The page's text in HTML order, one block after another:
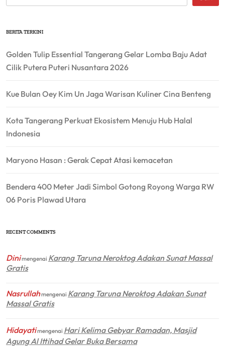
BERITA TERKINI
Golden Tulip Essential Tangerang Gelar Lomba Baju Adat
Cilik Putera Puteri Nusantara 2026
Kue Bulan Oey Kim Un Jaga Warisan Kuliner Cina Benteng
Kota Tangerang Perkuat Ekosistem Menuju Hub Halal
Indonesia
Maryono Hasan : Gerak Cepat Atasi kemacetan
Bendera 400 Meter Jadi Simbol Gotong Royong Warga RW
06 Poris Plawad Utara
RECENT COMMENTS
Dinimengenai Karang Taruna Neroktog Adakan Sunat Massal
Gratis
Nasrullahmengenai Karang Taruna Neroktog Adakan Sunat
Massal Gratis
Hidayatimengenai Hari Kelima Gebyar Ramadan, Masjid
Agung Al Ittihad Gelar Buka Bersama